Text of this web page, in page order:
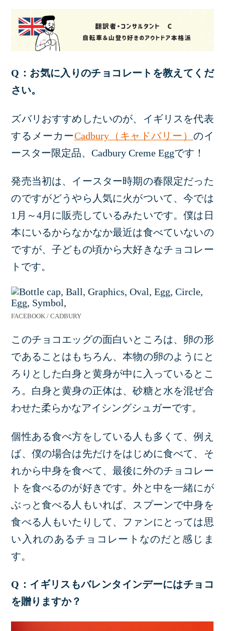
Q：お気に入りのチョコレートを教えてくだ
さい。
ズバリおすすめしたいのが、イギリスを代表
するメーカーCadbury（キャドバリー） のイ
ースター限定品、Cadbury Creme Eggです！
発売当初は、イースター時期の春限定だった
のですがどうやら人気に火がついて、今では
1月～4月に販売しているみたいです。僕は日
本にいるからなかなか最近は食べていないの
ですが、子どもの頃から大好きなチョコレー
トです。
FACEBOOK / CADBURY
このチョコエッグの面白いところは、卵の形
であることはもちろん、本物の卵のようにと
ろりとした白身と黄身が中に入っているとこ
ろ。白身と黄身の正体は、砂糖と水を混ぜ合
わせた柔らかなアイシングシュガーです。
個性ある食べ方をしている人も多くて、例え
ば、僕の場合は先だけをはじめに食べて、そ
れから中身を食べて、最後に外のチョコレー
トを食べるのが好きです。外と中を一緒にが
ぶっと食べる人もいれば、スプーンで中身を
食べる人もいたりして、ファンにとっては思
い入れのあるチョコレートなのだと感じま
す。
Q：イギリスもバレンタインデーにはチョコ
を贈りますか？